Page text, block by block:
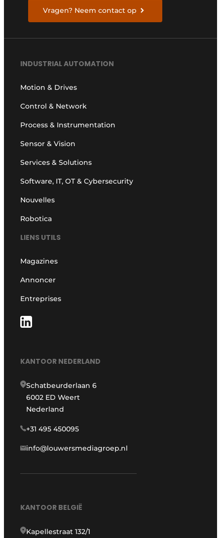
Vragen? Neem contact op
INDUSTRIAL AUTOMATION
Motion & Drives
Control & Network
Process & Instrumentation
Sensor & Vision
Services & Solutions
Software, IT, OT & Cybersecurity
Nouvelles
Robotica
LIENS UTILS
Magazines
Annoncer
Entreprises
KANTOOR NEDERLAND
Schatbeurderlaan 6
6002 ED Weert
Nederland
+31 495 450095
info@louwersmediagroep.nl
KANTOOR BELGIË
Kapellestraat 132/1